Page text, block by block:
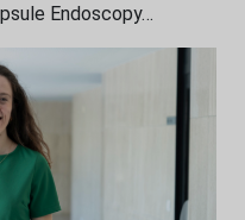
Endoscopy…